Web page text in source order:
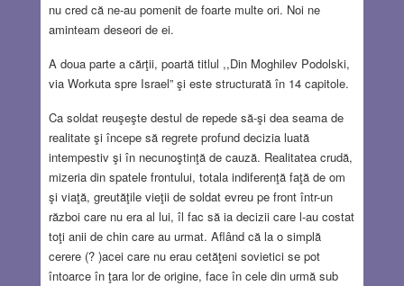
nu cred că ne-au pomenit de foarte multe ori. Noi ne
aminteam deseori de ei.
A doua parte a cărţii, poartă titlul ,,Din Moghilev Podolski,
via Workuta spre Israel” şi este structurată în 14 capitole.
Ca soldat reuşeşte destul de repede să-şi dea seama de
realitate şi începe să regrete profund decizia luată
intempestiv şi în necunoştinţă de cauză. Realitatea crudă,
mizeria din spatele frontului, totala indiferenţă faţă de om
şi viaţă, greutăţile vieţii de soldat evreu pe front într-un
război care nu era al lui, îl fac să ia decizii care l-au costat
toţi anii de chin care au urmat. Aflând că la o simplă
cerere (? )acei care nu erau cetăţeni sovietici se pot
întoarce în ţara lor de origine, face în cele din urmă sub